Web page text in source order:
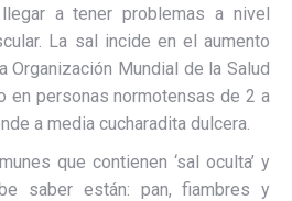
a tener problemas a nivel
La sal incide en el aumento
Organización Mundial de la Salud
en personas normotensas de 2 a
a media cucharadita dulcera.
que contienen ‘sal oculta’ y
saber están: pan, fiambres y